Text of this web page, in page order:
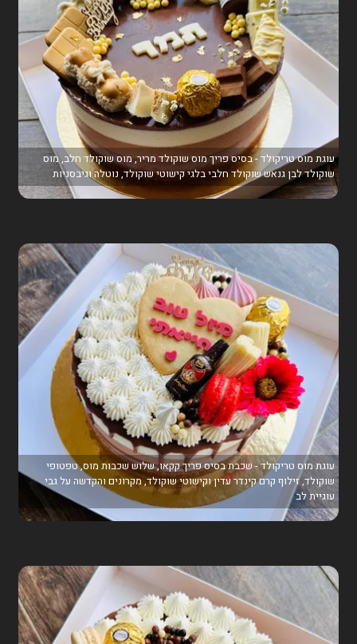
עוגת מוס טריקולד - בסיס פריך מוס שוקולד מריר, מוס שוקולד חלב, מוס
שוקולד לבן גנאש שוקולד חלבי בלגי קישוטי שוקולד, נוטלה וגיבסניות
עוגת מוס טריקולד - שכבת בסיס פריך קקאו, שלוש שכבות מוס, טפטופי
שוקולד, זילוף קרם קינדר עדין וקישוטי שוקולד, מקרונים והקדשה על גבי
עוגיית לב